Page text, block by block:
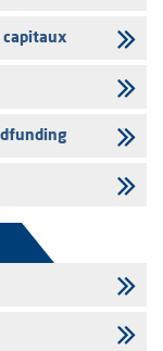
l'AMMC pour le
des capitaux pour
capitaux